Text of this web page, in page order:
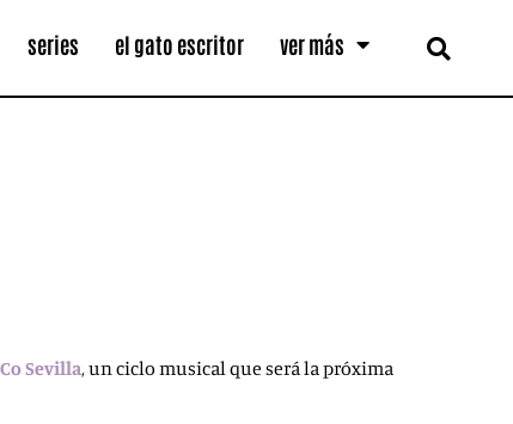
series el gato escritor ver más
Sevilla, un ciclo musical que será la próxima